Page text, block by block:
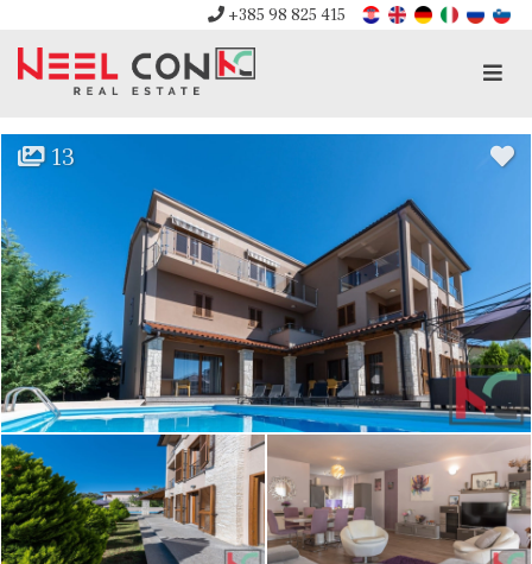
+385 98 825 415
13